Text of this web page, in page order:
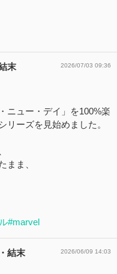
末 2026/07/03 09:36
ニュー・デイ」を100%楽
リーズを見始めました。
まま、
#marvel
結末 2026/06/09 14:03